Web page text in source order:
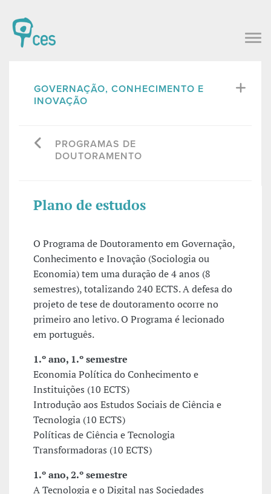
GOVERNAÇÃO, CONHECIMENTO E
INOVAÇÃO
PROGRAMAS DE
DOUTORAMENTO
Plano de estudos
O Programa de Doutoramento em Governação,
Conhecimento e Inovação (Sociologia ou
Economia) tem uma duração de 4 anos (8
semestres), totalizando 240 ECTS. A defesa do
projeto de tese de doutoramento ocorre no
primeiro ano letivo. O Programa é lecionado
em português.
1.º ano, 1.º semestre
Economia Política do Conhecimento e
Instituições (10 ECTS)
Introdução aos Estudos Sociais de Ciência e
Tecnologia (10 ECTS)
Políticas de Ciência e Tecnologia
Transformadoras (10 ECTS)
1.º ano, 2.º semestre
A Tecnologia e o Digital nas Sociedades